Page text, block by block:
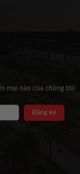
mại nào của chúng tôi: